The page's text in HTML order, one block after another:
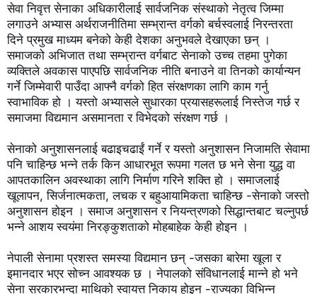
सेवा निवृत्त सेनाका अधिकारीलाई सार्वजनिक संस्थाको नेतृत्व जिम्मा
लगाउने अभ्यास अर्थराजनीतिमा सम्भ्रान्त वर्गको बर्चस्वलाई निरन्तरता
दिने प्रमुख माध्यम बनेको केही देशका अनुभवले देखाएका छन् ।
समाजको अभिजात तथा सम्भ्रान्त वर्गबाट सेनाको उच्च तहमा पुगेका
व्यक्तिले अवकास पाएपछि सार्वजनिक नीति बनाउने वा तिनको कार्यान्यन
गर्ने जिम्मेवारी पाउँदा आफ्नै वर्गको हित संरक्षणका लागि काम गर्नु
स्वाभाविक हो । यस्तो अभ्यासले सुधारका प्रयासहरूलाई निस्तेज गर्छ र
समाजमा विद्यमान असमानता र विभेदको संरक्षण गर्छ ।
सेनाको अनुशासनलाई बढाइचढाईं गर्ने र यस्तो अनुशासन निजामति सेवामा
पनि चाहिन्छ भन्ने तर्क किन आधारभूत रूपमा गलत छ भने सेना युद्ध वा
आपतकालिन अवस्थाका लागि निर्माण गरिने शक्ति हो । समाजलाई
खूलापन, सिर्जनात्मकता, लचक र बहुआयामिकता चाहिन्छ -सेनाको जस्तो
अनुशासन होइन । समाज अनुशासन र नियन्त्रणको सिद्धान्तबाट चल्नुपर्छ
भन्ने आशय स्वयंमा निरङ्कुशताको मोहबाहेक केही होइन ।
नेपाली सेनामा प्रशस्त समस्या विद्यमान छन् -जसका बारेमा खूला र
इमानदार भएर सोच्न आवश्यक छ । नेपालको संविधानलाई मान्ने हो भने
सेना सरकारभन्दा माथिको स्वायत्त निकाय होइन -राज्यका विभिन्न